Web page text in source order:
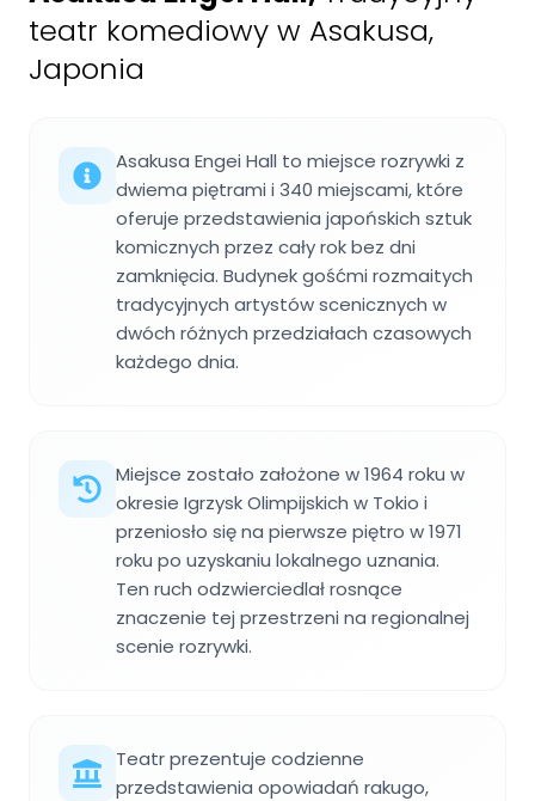
teatr komediowy w Asakusa,
Japonia
Asakusa Engei Hall to miejsce rozrywki z
dwiema piętrami i 340 miejscami, które
oferuje przedstawienia japońskich sztuk
komicznych przez cały rok bez dni
zamknięcia. Budynek gośćmi rozmaitych
tradycyjnych artystów scenicznych w
dwóch różnych przedziałach czasowych
każdego dnia.
Miejsce zostało założone w 1964 roku w
okresie Igrzysk Olimpijskich w Tokio i
przeniosło się na pierwsze piętro w 1971
roku po uzyskaniu lokalnego uznania.
Ten ruch odzwierciedlał rosnące
znaczenie tej przestrzeni na regionalnej
scenie rozrywki.
Teatr prezentuje codzienne
przedstawienia opowiadań rakugo,